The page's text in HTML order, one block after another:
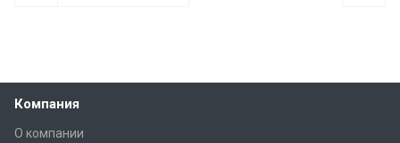
Компания
О компании